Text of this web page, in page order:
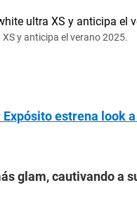
y anticipa el verano 2025.
estrena look
glam, cautivando a